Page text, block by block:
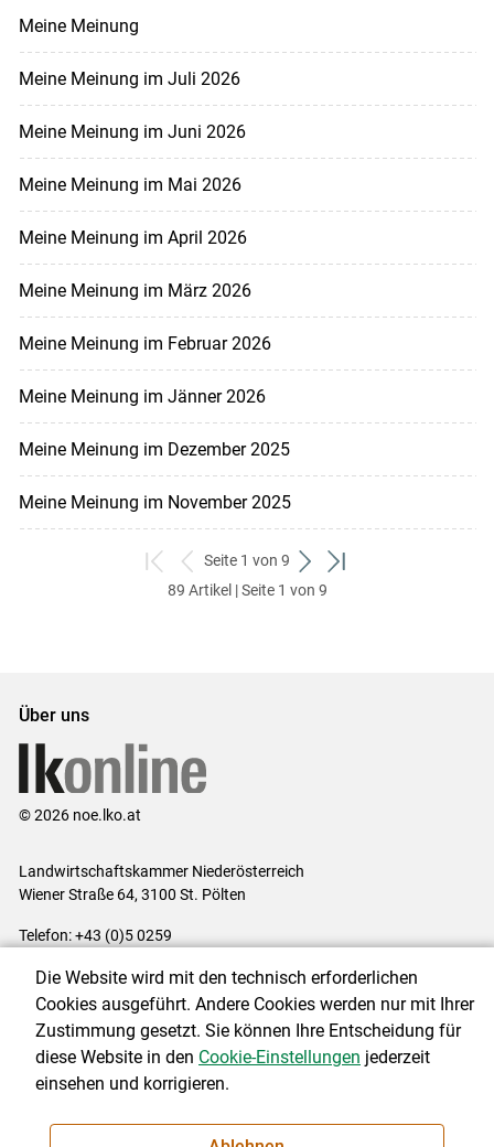
Meine Meinung
Meine Meinung im Juli 2026
Meine Meinung im Juni 2026
Meine Meinung im Mai 2026
Meine Meinung im April 2026
Meine Meinung im März 2026
Meine Meinung im Februar 2026
Meine Meinung im Jänner 2026
Meine Meinung im Dezember 2025
Meine Meinung im November 2025
zum
ersten
zurück
zum
Seite 1 von 9
weiter
zum
zum
89 Artikel | Seite 1 von 9
Über uns
© 2026 noe.lko.at
Landwirtschaftskammer Niederösterreich
Wiener Straße 64, 3100 St. Pölten
Telefon: +43 (0)5 0259
Impressum|Kontakt|Datenschutzerklärung|Barrierefreiheit|
Cookie-Einstellungen
NEWSLETTER
Die Website wird mit den technisch erforderlichen
Cookies ausgeführt. Andere Cookies werden nur mit Ihrer
Zustimmung gesetzt. Sie können Ihre Entscheidung für
diese Website in den Cookie-Einstellungen jederzeit
einsehen und korrigieren.